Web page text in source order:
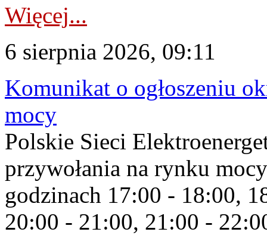
Więcej...
6 sierpnia 2026, 09:11
Komunikat o ogłoszeniu
mocy
Polskie Sieci
przywołania na rynku
godzinach 17:00 - 18:00,
20:00 - 21:00, 21:00 -